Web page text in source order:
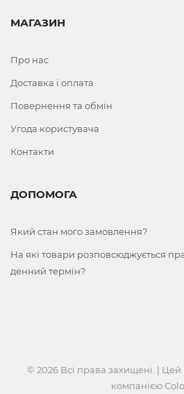
МАГАЗИН
Про нас
Доставка і оплата
Повернення та обмін
Угода користувача
Контакти
ДОПОМОГА
Який стан мого замовлення?
На які товари розповсюджується
денний термін?
© 2026 Всі права захищені. |
компанією